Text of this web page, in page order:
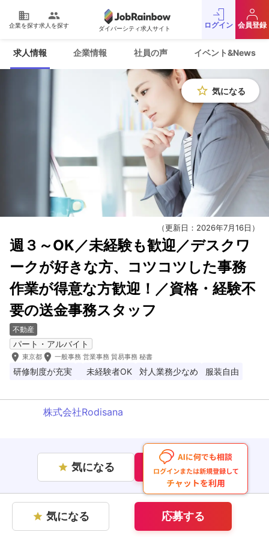
domain
企業を探す
people
求人を探す ダイバーシティ求人サイト ログイン 会員登録
star 気になる 応募する
求人情報 企業情報 社員の声 イベント&News
star_border 気になる
（更新日：2026年7月16日）
週３～OK／未経験も歓迎／デスクワ
ークが好きな方、コツコツした事務
作業が得意な方歓迎！／資格・経験不
要の送金事務スタッフ
不動産
パート・アルバイト
room 東京都 room 一般事務 営業事務 貿易事務 秘書
研修制度が充実 未経験者OK 対人業務少なめ 服装自由
株式会社Rodisana
star 気になる 応募する
企業情報を見る
プライバシーポリシー
採用をお考えの企業様
© 2016 JobRainbow Co.,Ltd.